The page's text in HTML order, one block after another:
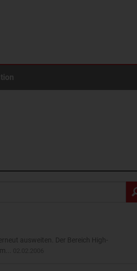
ausweiten. Der Bereich High-